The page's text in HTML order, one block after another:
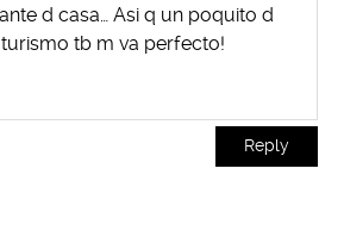
d casa… Asi q un poquito d
tb m va perfecto!
Reply